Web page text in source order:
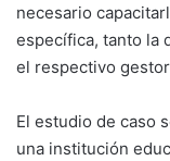
necesario
específica, tanto la
el respectivo
El estudio de caso
una institución